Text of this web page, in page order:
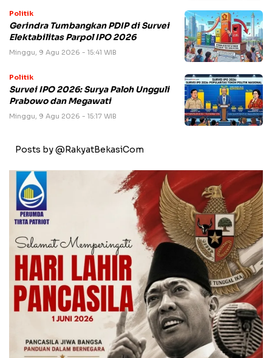
Politik
Gerindra Tumbangkan PDIP di Survei
Elektabilitas Parpol IPO 2026
Minggu, 9 Agu 2026 - 15:41 WIB
Politik
Survei IPO 2026: Surya Paloh Ungguli
Prabowo dan Megawati
Minggu, 9 Agu 2026 - 15:17 WIB
Posts by @RakyatBekasiCom